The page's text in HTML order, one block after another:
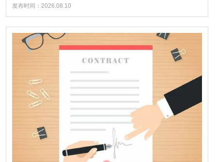
发布时间：2026.08.10